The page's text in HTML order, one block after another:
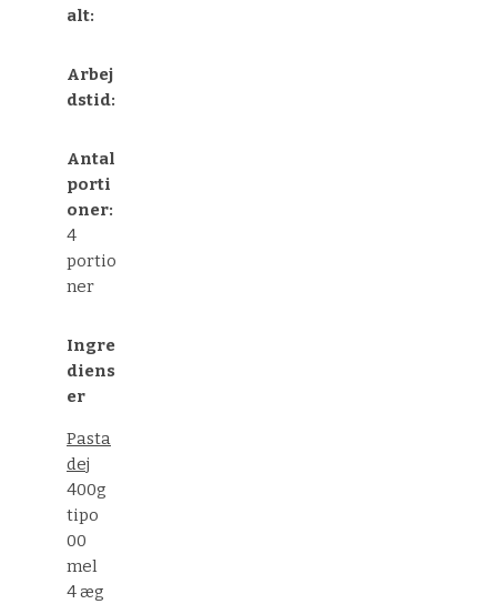
alt:
Arbej
dstid:
Antal
porti
oner:
4
portio
ner
Ingre
diens
er
Pasta
dej
400g
tipo
00
mel
4 æg